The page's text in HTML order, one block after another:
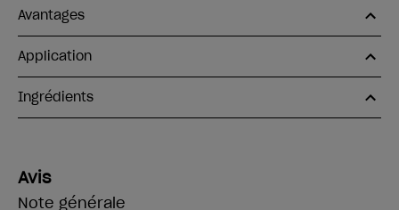
Avantages
Application
Ingrédients